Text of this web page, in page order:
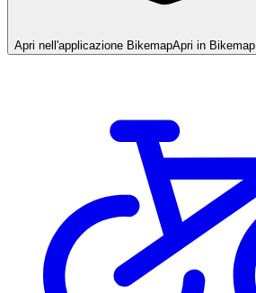
Apri nell'applicazione BikemapApri in Bikemap